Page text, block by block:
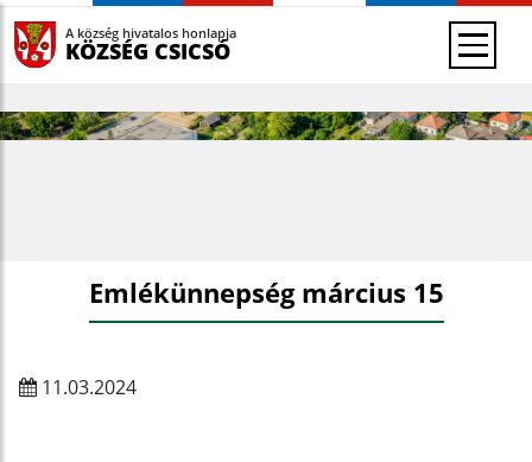
A község hivatalos honlapja
KÖZSÉG CSICSÓ
Emlékünnepség március 15
11.03.2024